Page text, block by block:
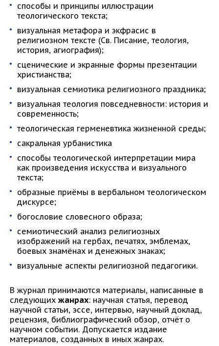
способы и принципы иллюстрации
теологического текста;
визуальная метафора и экфрасис в
религиозном тексте (Св. Писание, теология,
история, агиография);
сценические и экранные формы презентации
христианства;
визуальная семиотика религиозного праздника;
визуальная теология повседневности: история и
современность;
теологическая герменевтика жизненной среды;
сакральная урбанистика
способы теологической интерпретации мира
как произведения искусства и визуального
текста;
образные приёмы в вербальном теологическом
дискурсе;
богословие словесного образа;
семиотический анализ религиозных
изображений на гербах, печатях, эмблемах,
боевых знамёнах и денежных знаках;
визуальные аспекты религиозной педагогики.
В журнал принимаются материалы, написанные в
следующих жанрах: научная статья, перевод
научной статьи, эссе, интервью, научный доклад,
рецензия, библиографический обзор, отчёт о
научном событии. Допускается издание
материалов, созданных в иных жанрах.